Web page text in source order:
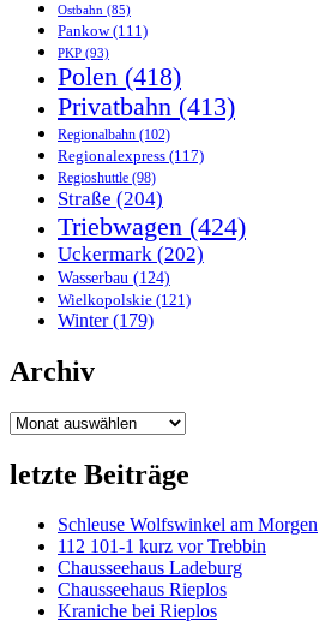
Ostbahn (85)
Pankow(111)
PKP (93)
Polen (418)
Privatbahn (413)
Regionalbahn (102)
Regionalexpress (117)
Regioshuttle (98)
Straße (204)
Triebwagen (424)
Uckermark (202)
Wasserbau (124)
Wielkopolskie (121)
Winter(179)
Archiv
Archiv
letzte Beiträge
Schleuse Wolfswinkel am Morgen
112 101-1 kurz vor Trebbin
Chausseehaus Ladeburg
Chausseehaus Rieplos
Kraniche bei Rieplos